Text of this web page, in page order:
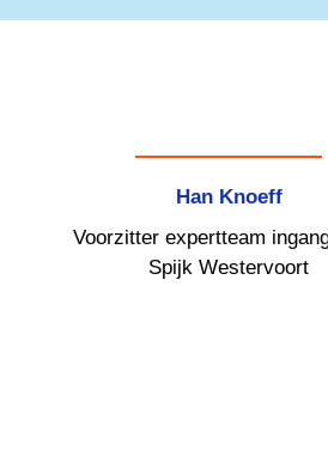
Han Knoeff
Voorzitter expertteam
Spijk Westervoort